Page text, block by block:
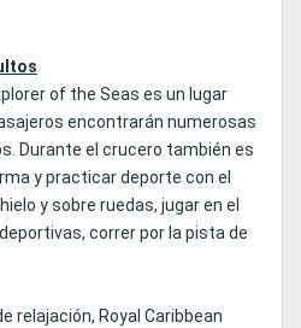
of the Seas es un lugar
encontrarán numerosas
Durante el crucero también es
y practicar deporte con el
y sobre ruedas, jugar en el
correr por la pista de
relajación, Royal Caribbean